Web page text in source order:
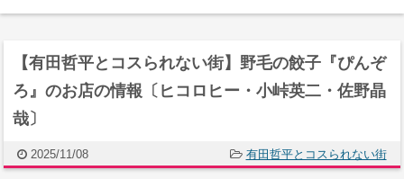
【有田哲平とコスられない街】野毛の餃子『ぴんぞ
ろ』のお店の情報〔ヒコロヒー・小峠英二・佐野晶
哉〕
2025/11/08 有田哲平とコスられない街